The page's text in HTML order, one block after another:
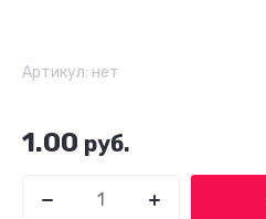
Артикул: нет
1.00 руб.